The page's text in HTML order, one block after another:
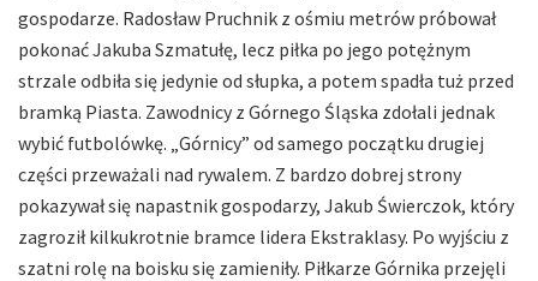
gospodarze. Radosław Pruchnik z ośmiu metrów próbował
pokonać Jakuba Szmatułę, lecz piłka po jego potężnym
strzale odbiła się jedynie od słupka, a potem spadła tuż przed
bramką Piasta. Zawodnicy z Górnego Śląska zdołali jednak
wybić futbolówkę. „Górnicy” od samego początku drugiej
części przeważali nad rywalem. Z bardzo dobrej strony
pokazywał się napastnik gospodarzy, Jakub Świerczok, który
zagroził kilkukrotnie bramce lidera Ekstraklasy. Po wyjściu z
szatni rolę na boisku się zamieniły. Piłkarze Górnika przejęli